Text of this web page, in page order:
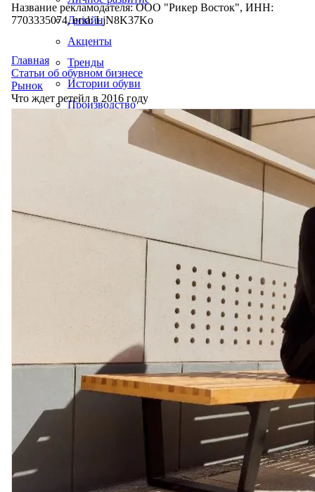
Дизайн
Акценты
Тренды
Истории обуви
Производство
Название рекламодателя: ООО "Рикер Восток", ИНН:
7703335074, erid: LjN8K37Ko
Главная
Статьи об обувном бизнесе
Рынок
Что ждет ретейл в 2016 году